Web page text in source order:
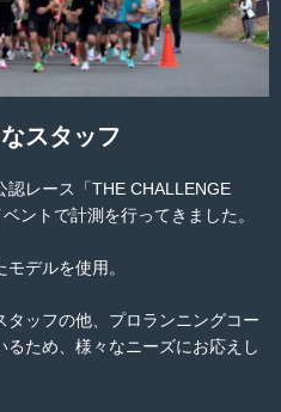
スタッフ
認レース「THE CHALLENGE
ントで計測を行ってきました。
デルを使用。
タッフの他、プロランニングコー
ため、様々なニーズにお応えし